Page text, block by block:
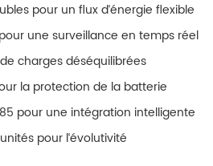
pour un flux d‘énergie flexible
une surveillance en temps réel
de charges déséquilibrées
la protection de la batterie
pour une intégration intelligente
pour l‘évolutivité